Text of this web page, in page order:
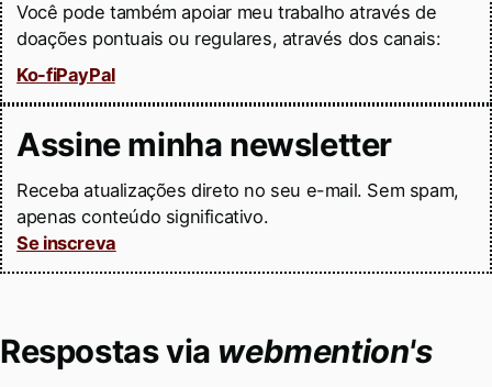
Você pode também apoiar meu trabalho através de
doações pontuais ou regulares, através dos canais:
Ko-fiPayPal
Assine minha newsletter
Receba atualizações direto no seu e-mail. Sem spam,
apenas conteúdo significativo.
Se inscreva
Respostas via webmention's